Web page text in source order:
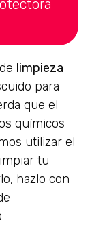
limpieza
para
que el
químicos
utilizar el
tu
hazlo con